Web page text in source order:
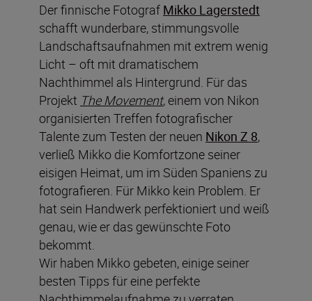
Der finnische Fotograf Mikko Lagerstedt
schafft wunderbare, stimmungsvolle
Landschaftsaufnahmen mit extrem wenig
Licht – oft mit dramatischem
Nachthimmel als Hintergrund. Für das
Projekt The Movement, einem von Nikon
organisierten Treffen fotografischer
Talente zum Testen der neuen Nikon Z 8,
verließ Mikko die Komfortzone seiner
eisigen Heimat, um im Süden Spaniens zu
fotografieren. Für Mikko kein Problem. Er
hat sein Handwerk perfektioniert und weiß
genau, wie er das gewünschte Foto
bekommt.
Wir haben Mikko gebeten, einige seiner
besten Tipps für eine perfekte